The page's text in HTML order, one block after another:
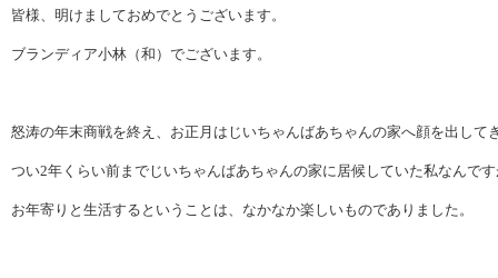
皆様、明けましておめでとうございます。
ブランディア小林（和）でございます。
怒涛の年末商戦を終え、お正月はじいちゃんばあちゃんの家へ顔を出して
つい2年くらい前までじいちゃんばあちゃんの家に居候していた私なんで
お年寄りと生活するということは、なかなか楽しいものでありました。